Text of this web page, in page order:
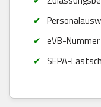
eVB-
SEPA-